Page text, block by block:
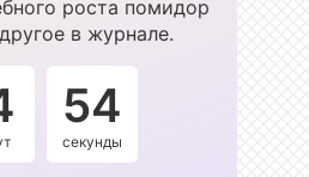
роста помидор
в журнале.
53
секунды